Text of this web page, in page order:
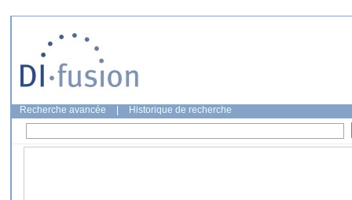
Recherche avancée Historique de recherche